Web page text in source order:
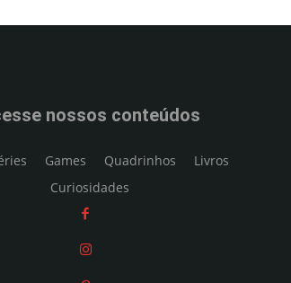
nossos conteúdos
Games Quadrinhos
Livros
Curiosidades